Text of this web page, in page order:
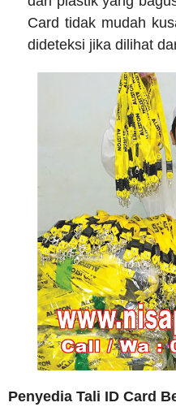
Card tidak mudah
dideteksi jika dilihat
Penyedia Tali ID Card